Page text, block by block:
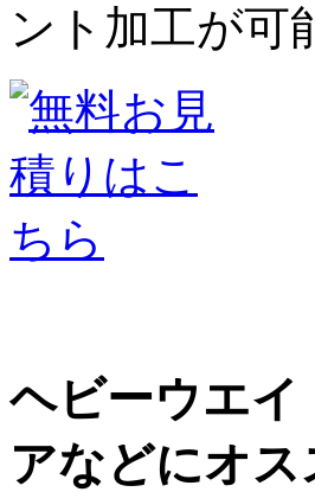
ント加工が可
ヘビーウエ
アなどにオス